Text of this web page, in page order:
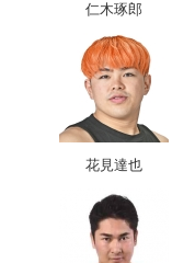
仁木琢郎
花見達也